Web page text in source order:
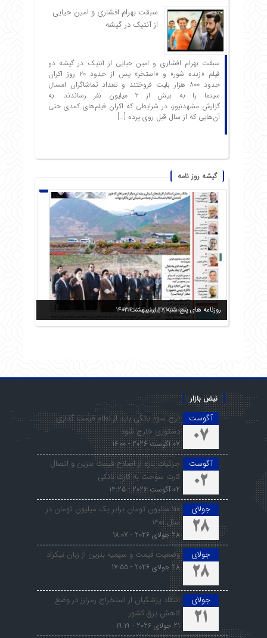
سبقت بهرام افشاری و امین حیایی
از آنتیک در گیشه
سبقت بهرام افشاری و امین حیایی از آنتیک در گیشه دو
فیلم «زنده شور» و «استخر» پس از حدود ۲۰ روز اکران
حدود ۸۰۰ هزار بلیت فروختند و تعداد تماشاگران امسال
سینما را به بیش از ۲ میلیون نفر رساندند. به
گزارش مشهدنیوز، در شرایطی که اکران فیلم‌های کمدی حتی
آن‌هایی که از سال قبل روی پرده […]
گیشه روز نامه
روزنامه های دوشنبه 31 اردیبهشت 1403
روزنامه های یکشنبه 30 اردیبهشت 1403
روزنامه های شنبه 29 اردیبهشت 1403
روزنامه های پنج شنبه 27 اردیبهشت 1403
نبض بازار
آگوست
07
نرخ سود بانکی باید از نظام قیمت گذاری
دستوری خارج شود
07 آگوست 2026 - 16:00
آگوست
02
جزئیات تازه از اصلاح قیمت بنزین و اتصال
کارت سوخت به کارت بانکی
02 آگوست 2026 - 14:25
جولای
28
۱۱۰ میلیون تومان برابر یک میلیون تومان در
سال ۱۴۰۱
28 جولای 2026 - 18:07
جولای
28
وضعیت قیمت و سهمیه بنزین از زبان نیکزاد
28 جولای 2026 - 17:55
جولای
21
انتقاد پزشکیان از استخراج رمزارز در وضع
کاهش برق کشور
21 جولای 2026 - 19:19